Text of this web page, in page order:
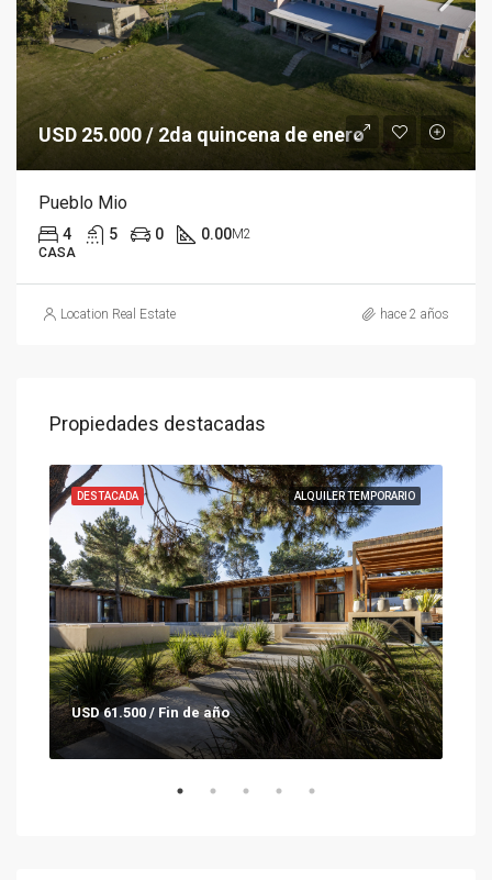
USD 25.000 / 2da quincena de enero
Pueblo Mio
4 5 0 0.00M2
CASA
Location Real Estate hace 2 años
Propiedades destacadas
ALQUILER TEMPORARIO
DESTACADA
USD 61.500 / Fin de año